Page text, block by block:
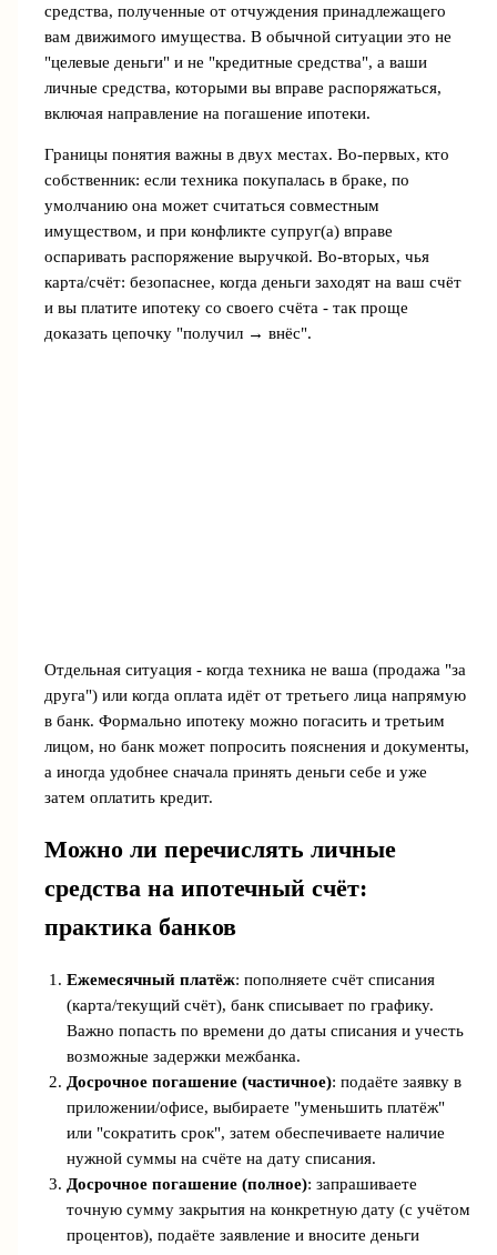
средства, полученные от отчуждения принадлежащего
вам движимого имущества. В обычной ситуации это не
"целевые деньги" и не "кредитные средства", а ваши
личные средства, которыми вы вправе распоряжаться,
включая направление на погашение ипотеки.
Границы понятия важны в двух местах. Во-первых, кто
собственник: если техника покупалась в браке, по
умолчанию она может считаться совместным
имуществом, и при конфликте супруг(а) вправе
оспаривать распоряжение выручкой. Во-вторых, чья
карта/счёт: безопаснее, когда деньги заходят на ваш счёт
и вы платите ипотеку со своего счёта - так проще
доказать цепочку "получил → внёс".
Отдельная ситуация - когда техника не ваша (продажа "за
друга") или когда оплата идёт от третьего лица напрямую
в банк. Формально ипотеку можно погасить и третьим
лицом, но банк может попросить пояснения и документы,
а иногда удобнее сначала принять деньги себе и уже
затем оплатить кредит.
Можно ли перечислять личные
средства на ипотечный счёт:
практика банков
Ежемесячный платёж: пополняете счёт списания
(карта/текущий счёт), банк списывает по графику.
Важно попасть по времени до даты списания и учесть
возможные задержки межбанка.
Досрочное погашение (частичное): подаёте заявку в
приложении/офисе, выбираете "уменьшить платёж"
или "сократить срок", затем обеспечиваете наличие
нужной суммы на счёте на дату списания.
Досрочное погашение (полное): запрашиваете
точную сумму закрытия на конкретную дату (с учётом
процентов), подаёте заявление и вносите деньги